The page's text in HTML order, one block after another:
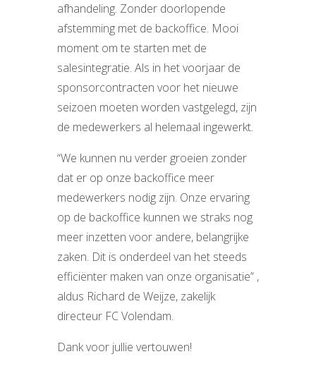
afhandeling. Zonder doorlopende
afstemming met de backoffice. Mooi
moment om te starten met de
salesintegratie. Als in het voorjaar de
sponsorcontracten voor het nieuwe
seizoen moeten worden vastgelegd, zijn
de medewerkers al helemaal ingewerkt.
“We kunnen nu verder groeien zonder
dat er op onze backoffice meer
medewerkers nodig zijn. Onze ervaring
op de backoffice kunnen we straks nog
meer inzetten voor andere, belangrijke
zaken. Dit is onderdeel van het steeds
efficiënter maken van onze organisatie” ,
aldus Richard de Weijze, zakelijk
directeur FC Volendam.
Dank voor jullie vertouwen!